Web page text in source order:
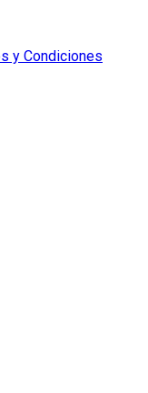
y Condiciones